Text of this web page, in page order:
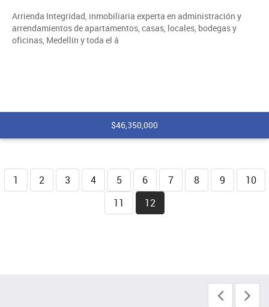
Arrienda Integridad, inmobiliaria experta en administración y
arrendamientos de apartamentos, casas, locales, bodegas y
oficinas, Medellín y toda el á
$46,350,000
1 2 3 4 5 6 7 8 9
10
11
12